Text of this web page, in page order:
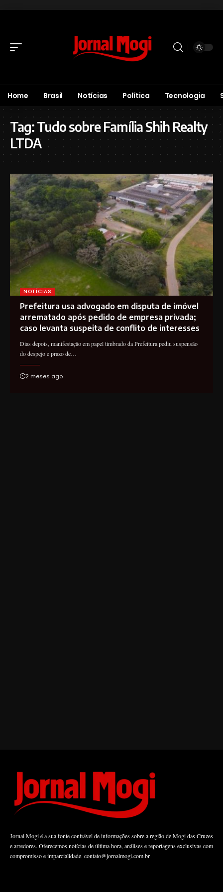
Home Brasil Notícias Política Tecnologia
Tag:Tudo sobre Família Shih Realty
LTDA
NOTÍCIAS
Prefeitura usa advogado em disputa de imóvel
arrematado após pedido de empresa privada;
caso levanta suspeita de conflito de interesses
Dias depois, manifestação em papel timbrado da Prefeitura pediu suspensão
do despejo e prazo de…
2 meses ago
Jornal Mogi é a sua fonte confiável de informações sobre a região de Mogi das Cruzes
e arredores. Oferecemos notícias de última hora, análises e reportagens exclusivas com
compromisso e imparcialidade. contato@jornalmogi.com.br